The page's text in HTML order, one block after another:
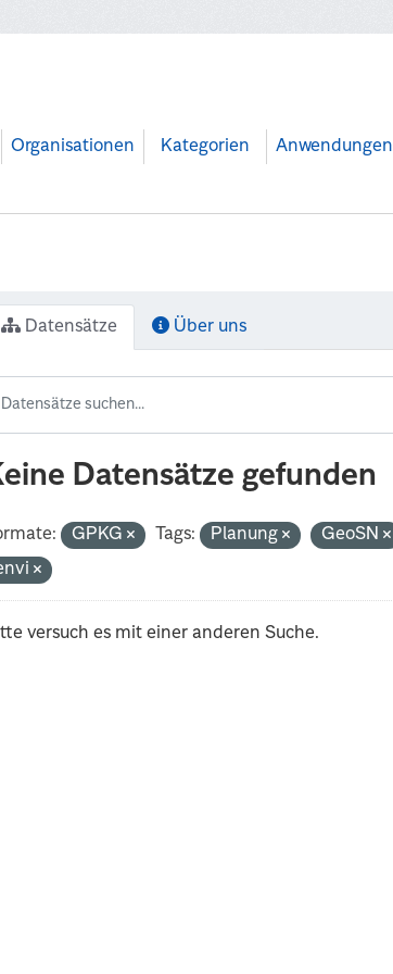
Organisationen Kategorien Anwendungen
Datensätze Über uns
Datensätze gefunden
GPKG Tags: Planung GeoSN
versuch es mit einer anderen Suche.